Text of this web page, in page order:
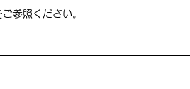
参照ください。